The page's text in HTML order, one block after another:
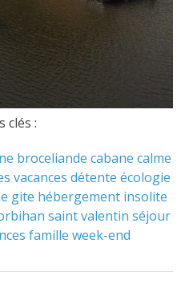
clés :
broceliande cabane calme
vacances détente écologie
gite hébergement insolite
saint valentin séjour
famille week-end